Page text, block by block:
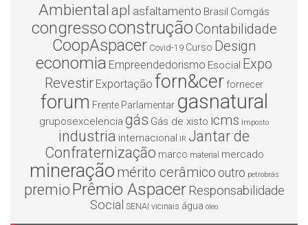
Ambiental apl asfaltamento Brasil Comgás
congressoconstruçãoContabilidade
CoopAspacer Covid-19 Curso Design
economia Empreendedorismo Esocial Expo
Revestir Exportação forn&cer fornecer
forum Frente Parlamentar gasnatural
gruposexcelencia gás Gás de xisto icms Imposto
industria internacional IR Jantar de
Confraternização marco material mercado
mineração mérito cerâmico outro petrobrás
premio Prêmio Aspacer Responsabilidade
Social SENAI vicinais água óleo